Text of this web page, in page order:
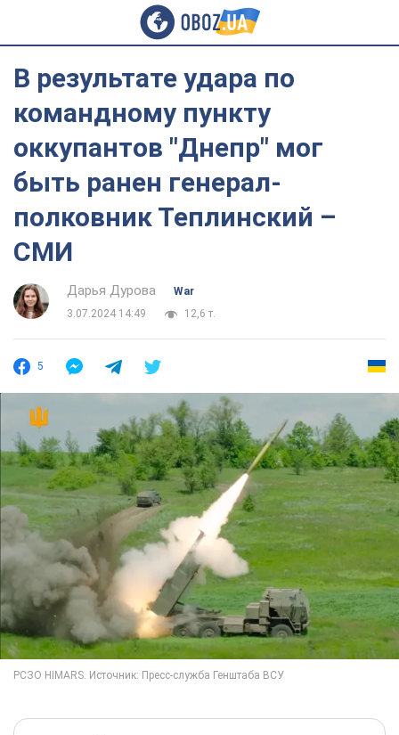
В результате удара по
командному пункту
оккупантов "Днепр" мог
быть ранен генерал-
полковник Теплинский –
СМИ
Дарья Дурова
War
3.07.2024 14:49
12,6 т.
5